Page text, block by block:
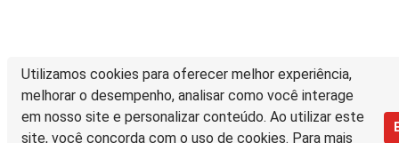
Utilizamos cookies para oferecer melhor experiência,
melhorar o desempenho, analisar como você interage
em nosso site e personalizar conteúdo. Ao utilizar este
site, você concorda com o uso de cookies. Para mais